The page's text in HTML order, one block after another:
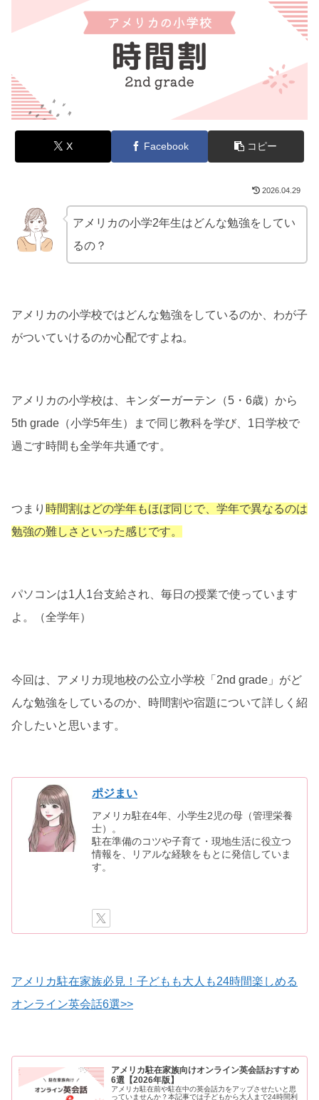
X Facebook コピー
2026.04.29
アメリカの小学2年生はどんな勉強をしてい
るの？
アメリカの小学校ではどんな勉強をしているのか、わが子
がついていけるのか心配ですよね。
アメリカの小学校は、キンダーガーテン（5・6歳）から
5th grade（小学5年生）まで同じ教科を学び、1日学校で
過ごす時間も全学年共通です。
つまり 時間割はどの学年もほぼ同じで、学年で異なるのは
勉強の難しさといった感じです。
パソコンは1人1台支給され、毎日の授業で使っています
よ。（全学年）
今回は、アメリカ現地校の公立小学校「2nd grade」がど
んな勉強をしているのか、時間割や宿題について詳しく紹
介したいと思います。
ポジまい
アメリカ駐在4年、小学生2児の母（管理栄養
士）。
駐在準備のコツや子育て・現地生活に役立つ
情報を、リアルな経験をもとに発信していま
す。
アメリカ駐在家族必見！子どもも大人も24時間楽しめる
オンライン英会話6選>>
アメリカ駐在家族向けオンライン英会話おすすめ
6選【2026年版】
アメリカ駐在前や駐在中の英会話力をアップさせたいと思
っていませんか？本記事では子どもから大人まで24時間利